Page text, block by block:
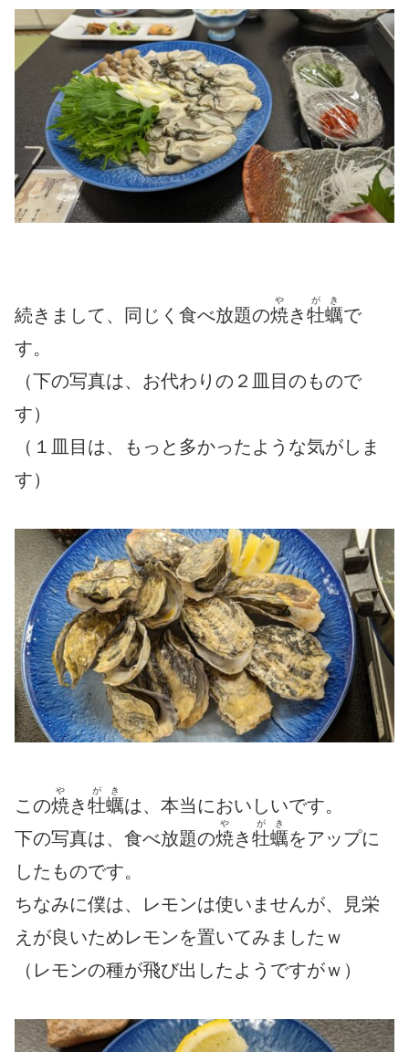
続きまして、同じく食べ放題の焼
や
き牡蠣
がき
で
す。
（下の写真は、お代わりの２皿目のもので
す）
（１皿目は、もっと多かったような気がしま
す）
この焼
や
き牡蠣
がき
は、本当においしいです。
下の写真は、食べ放題の焼
や
き牡蠣
がき
をアップに
したものです。
ちなみに僕は、レモンは使いませんが、見栄
えが良いためレモンを置いてみましたｗ
（レモンの種が飛び出したようですがｗ）